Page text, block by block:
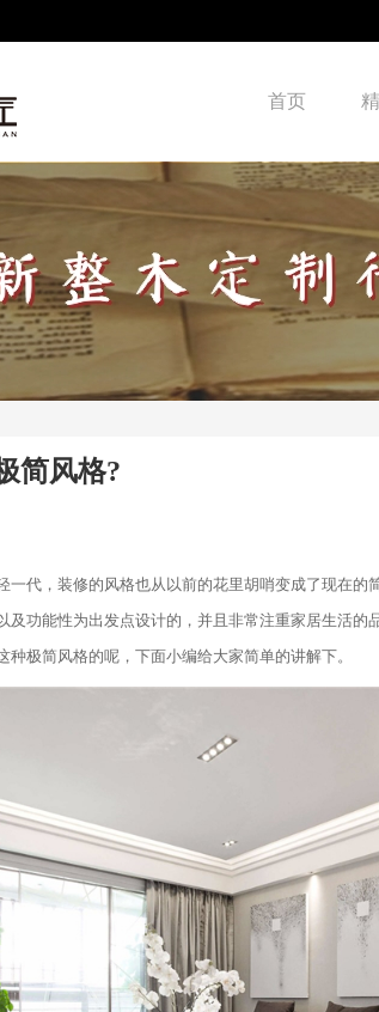
首页
简风格?
一代，装修的风格也从以前的花里胡哨变成了现在的
及功能性为出发点设计的，并且非常注重家居生活
极简风格的呢，下面小编给大家简单的讲解下。